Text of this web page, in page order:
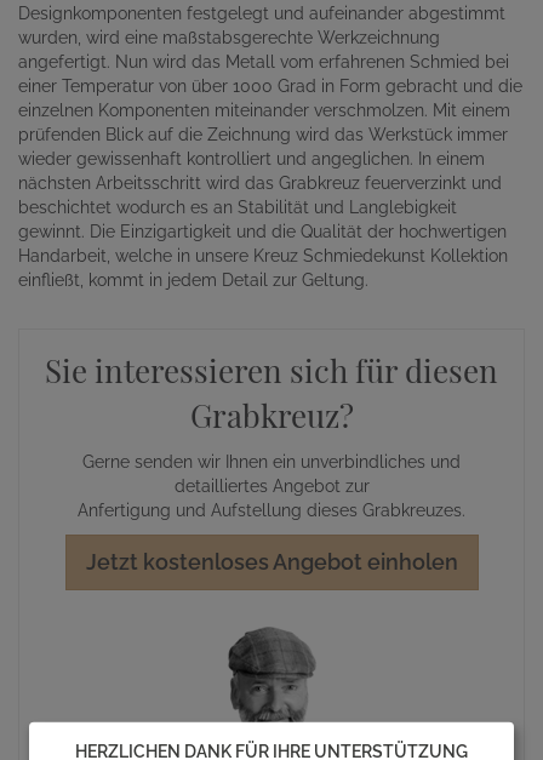
Designkomponenten festgelegt und aufeinander abgestimmt
wurden, wird eine maßstabsgerechte Werkzeichnung
angefertigt. Nun wird das Metall vom erfahrenen Schmied bei
einer Temperatur von über 1000 Grad in Form gebracht und die
einzelnen Komponenten miteinander verschmolzen. Mit einem
prüfenden Blick auf die Zeichnung wird das Werkstück immer
wieder gewissenhaft kontrolliert und angeglichen. In einem
nächsten Arbeitsschritt wird das Grabkreuz feuerverzinkt und
beschichtet wodurch es an Stabilität und Langlebigkeit
gewinnt. Die Einzigartigkeit und die Qualität der hochwertigen
Handarbeit, welche in unsere Kreuz Schmiedekunst Kollektion
einfließt, kommt in jedem Detail zur Geltung.
Sie interessieren sich für diesen
Grabkreuz?
Gerne senden wir Ihnen ein unverbindliches und
detailliertes Angebot zur
Anfertigung und Aufstellung dieses Grabkreuzes.
Jetzt kostenloses Angebot einholen
HERZLICHEN DANK FÜR IHRE UNTERSTÜTZUNG